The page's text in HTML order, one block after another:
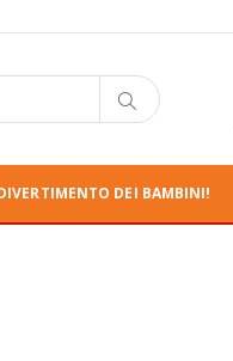
DEI BAMBINI!